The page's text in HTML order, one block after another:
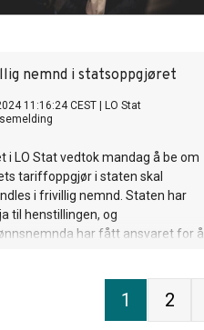
nemnd i statsoppgjøret
11:16:24 CEST
LO Stat
i LO Stat vedtok mandag å be om
tariffoppgjør i staten skal
i frivillig nemnd. Staten har
til henstillingen, og
har fått ansvaret for å
1 2